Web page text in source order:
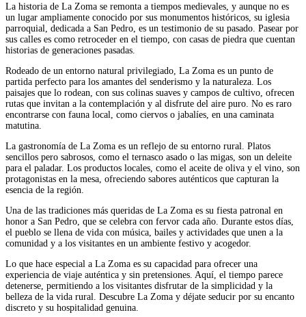
La historia de La Zoma se remonta a tiempos medievales, y aunque no es
un lugar ampliamente conocido por sus monumentos históricos, su iglesia
parroquial, dedicada a San Pedro, es un testimonio de su pasado. Pasear por
sus calles es como retroceder en el tiempo, con casas de piedra que cuentan
historias de generaciones pasadas.
Rodeado de un entorno natural privilegiado, La Zoma es un punto de
partida perfecto para los amantes del senderismo y la naturaleza. Los
paisajes que lo rodean, con sus colinas suaves y campos de cultivo, ofrecen
rutas que invitan a la contemplación y al disfrute del aire puro. No es raro
encontrarse con fauna local, como ciervos o jabalíes, en una caminata
matutina.
La gastronomía de La Zoma es un reflejo de su entorno rural. Platos
sencillos pero sabrosos, como el ternasco asado o las migas, son un deleite
para el paladar. Los productos locales, como el aceite de oliva y el vino, son
protagonistas en la mesa, ofreciendo sabores auténticos que capturan la
esencia de la región.
Una de las tradiciones más queridas de La Zoma es su fiesta patronal en
honor a San Pedro, que se celebra con fervor cada año. Durante estos días,
el pueblo se llena de vida con música, bailes y actividades que unen a la
comunidad y a los visitantes en un ambiente festivo y acogedor.
Lo que hace especial a La Zoma es su capacidad para ofrecer una
experiencia de viaje auténtica y sin pretensiones. Aquí, el tiempo parece
detenerse, permitiendo a los visitantes disfrutar de la simplicidad y la
belleza de la vida rural. Descubre La Zoma y déjate seducir por su encanto
discreto y su hospitalidad genuina.